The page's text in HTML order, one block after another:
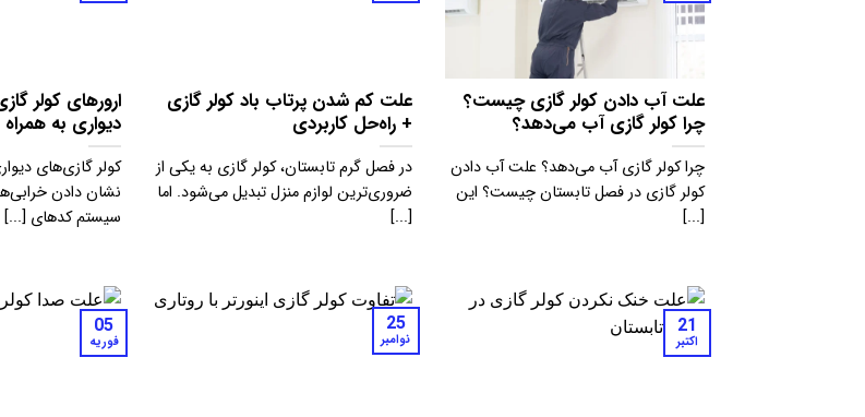
ارورهای کولر
دیواری به
کولر گازی‌های
نشان دادن خرابی‌ها
سیستم کدهای [...]
علت کم شدن پرتاب باد کولر گازی
+ راه‌حل کاربردی
در فصل گرم تابستان، کولر گازی به یکی از
ضروری‌ترین لوازم منزل تبدیل می‌شود. اما
[...]
علت آب دادن کولر گازی چیست؟
چرا کولر گازی آب می‌دهد؟
چرا کولر گازی آب می‌دهد؟ علت آب دادن
کولر گازی در فصل تابستان چیست؟ این
[...]
05
فوریه
25
نوامبر
21
اکتبر